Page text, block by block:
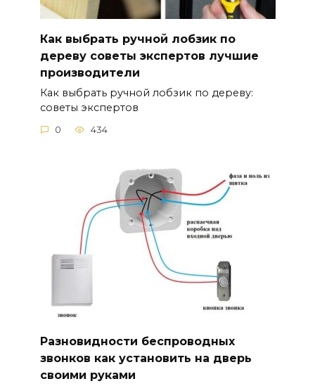
Как выбрать ручной лобзик по
дереву советы экспертов лучшие
производители
Как выбрать ручной лобзик по дереву:
советы экспертов
0 434
Разновидности беспроводных
звонков как установить на дверь
своими руками